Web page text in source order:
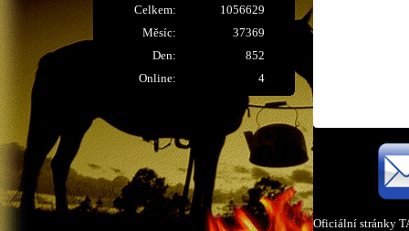
Online: 4
Celkem:
1056629
Měsíc:
37369
Den:
852
Oficiální stránky